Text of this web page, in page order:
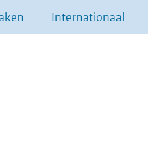
Internationaal